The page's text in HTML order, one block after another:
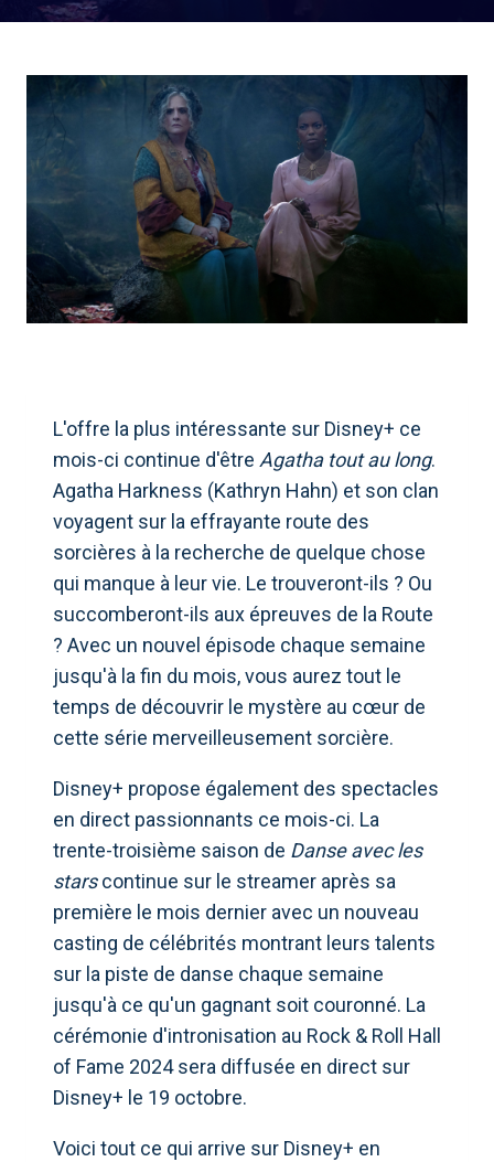
L'offre la plus intéressante sur Disney+ ce
mois-ci continue d'être Agatha tout au long.
Agatha Harkness (Kathryn Hahn) et son clan
voyagent sur la effrayante route des
sorcières à la recherche de quelque chose
qui manque à leur vie. Le trouveront-ils ? Ou
succomberont-ils aux épreuves de la Route
? Avec un nouvel épisode chaque semaine
jusqu'à la fin du mois, vous aurez tout le
temps de découvrir le mystère au cœur de
cette série merveilleusement sorcière.
Disney+ propose également des spectacles
en direct passionnants ce mois-ci. La
trente-troisième saison de Danse avec les
starscontinue sur le streamer après sa
première le mois dernier avec un nouveau
casting de célébrités montrant leurs talents
sur la piste de danse chaque semaine
jusqu'à ce qu'un gagnant soit couronné. La
cérémonie d'intronisation au Rock & Roll Hall
of Fame 2024 sera diffusée en direct sur
Disney+ le 19 octobre.
Voici tout ce qui arrive sur Disney+ en